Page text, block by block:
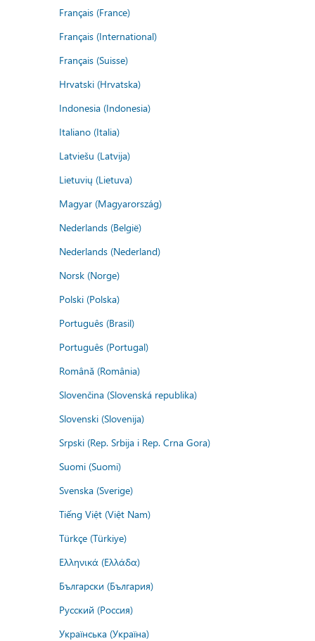
Français (France)
Français (International)
Français (Suisse)
Hrvatski (Hrvatska)
Indonesia (Indonesia)
Italiano (Italia)
Latviešu (Latvija)
Lietuvių (Lietuva)
Magyar (Magyarország)
Nederlands (België)
Nederlands (Nederland)
Norsk (Norge)
Polski (Polska)
Português (Brasil)
Português (Portugal)
Română (România)
Slovenčina (Slovenská republika)
Slovenski (Slovenija)
Srpski (Rep. Srbija i Rep. Crna Gora)
Suomi (Suomi)
Svenska (Sverige)
Tiếng Việt (Việt Nam)
Türkçe (Türkiye)
Ελληνικά (Ελλάδα)
Български (България)
Русский (Россия)
Українська (Україна)